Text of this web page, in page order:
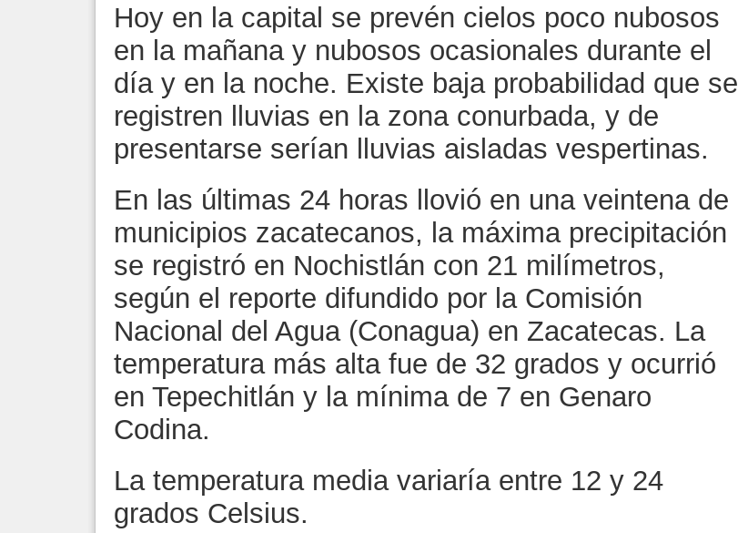
Hoy en la capital se prevén cielos poco nubosos
en la mañana y nubosos ocasionales durante el
día y en la noche. Existe baja probabilidad que se
registren lluvias en la zona conurbada, y de
presentarse serían lluvias aisladas vespertinas.
En las últimas 24 horas llovió en una veintena de
municipios zacatecanos, la máxima precipitación
se registró en Nochistlán con 21 milímetros,
según el reporte difundido por la Comisión
Nacional del Agua (Conagua) en Zacatecas. La
temperatura más alta fue de 32 grados y ocurrió
en Tepechitlán y la mínima de 7 en Genaro
Codina.
La temperatura media variaría entre 12 y 24
grados Celsius.